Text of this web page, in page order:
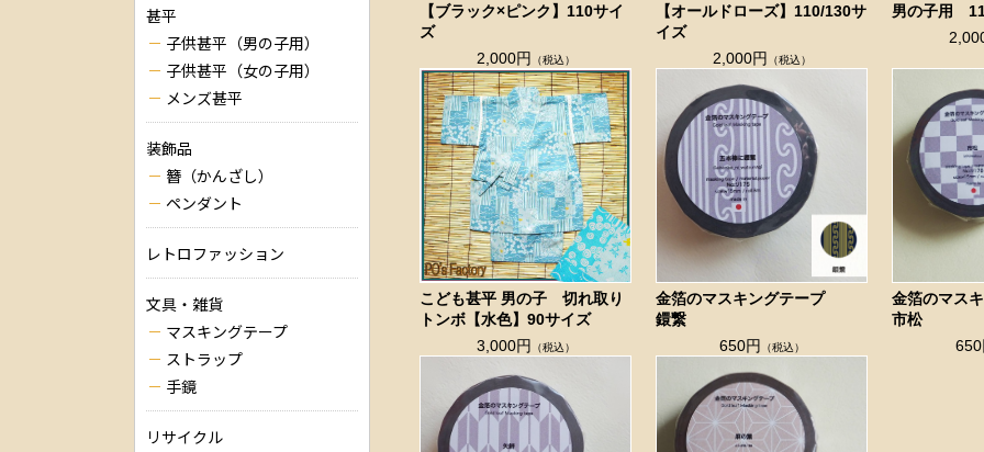
【ブラック×ピンク】110サイ
ズ
2,000円 （税込）
【オールドローズ】110/130サ
イズ
2,000円 （税込）
男の子用
こども甚平 男の子 切れ取り
トンボ【水色】90サイズ
3,000円 （税込）
金箔のマスキングテープ
鐶繋
650円 （税込）
金箔のマ
市松
甚平
子供甚平（男の子用）
子供甚平（女の子用）
メンズ甚平
装飾品
簪（かんざし）
ペンダント
レトロファッション
文具・雑貨
マスキングテープ
ストラップ
手鏡
リサイクル